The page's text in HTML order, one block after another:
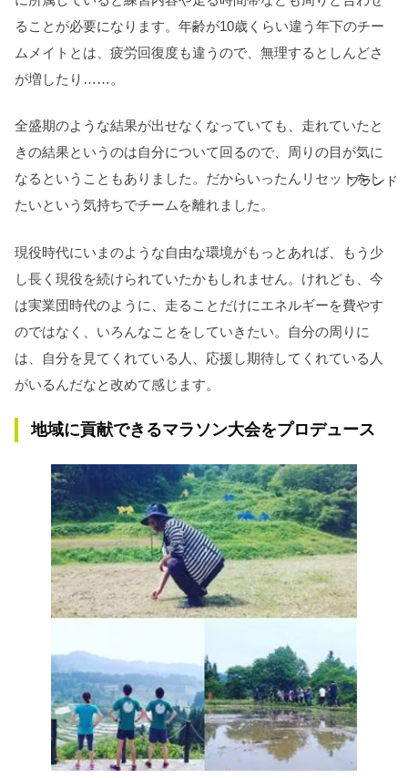
ブランド
ることが必要になります。年齢が10歳くらい違う年下のチー
ムメイトとは、疲労回復度も違うので、無理するとしんどさ
が増したり……。
全盛期のような結果が出せなくなっていても、走れていたと
きの結果というのは自分について回るので、周りの目が気に
なるということもありました。だからいったんリセットをし
たいという気持ちでチームを離れました。
現役時代にいまのような自由な環境がもっとあれば、もう少
し長く現役を続けられていたかもしれません。けれども、今
は実業団時代のように、走ることだけにエネルギーを費やす
のではなく、いろんなことをしていきたい。自分の周りに
は、自分を見てくれている人、応援し期待してくれている人
がいるんだなと改めて感じます。
地域に貢献できるマラソン大会をプロデュース